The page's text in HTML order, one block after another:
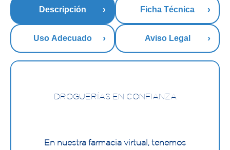
Descripción Ficha Técnica
Uso Adecuado Aviso Legal
DROGUERÍAS EN CONFIANZA
En nuestra farmacia virtual, tenemos